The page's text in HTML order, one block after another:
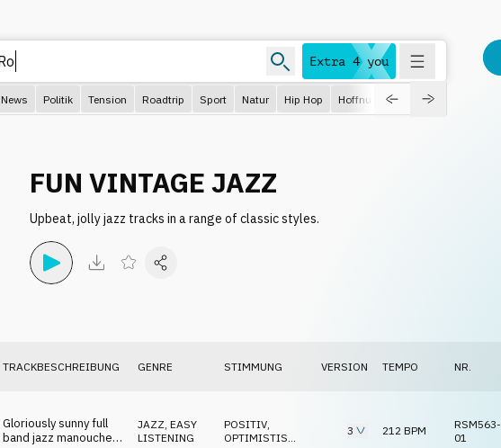
Extra 4 you
News Politik Tension Roadtrip Sport Natur Hip Hop Hoffnungsvoll Dokumentation
FUN VINTAGE JAZZ
Upbeat, jolly jazz tracks in a range of classic styles.
TRACKBESCHREIBUNG GENRE STIMMUNG VERSION TEMPO NR.
Gloriously sunny full
band jazz manouche
JAZZ EASY
LISTENING
POSITIV
OPTIMISTISCH
3 212 BPM
RSM563-
01